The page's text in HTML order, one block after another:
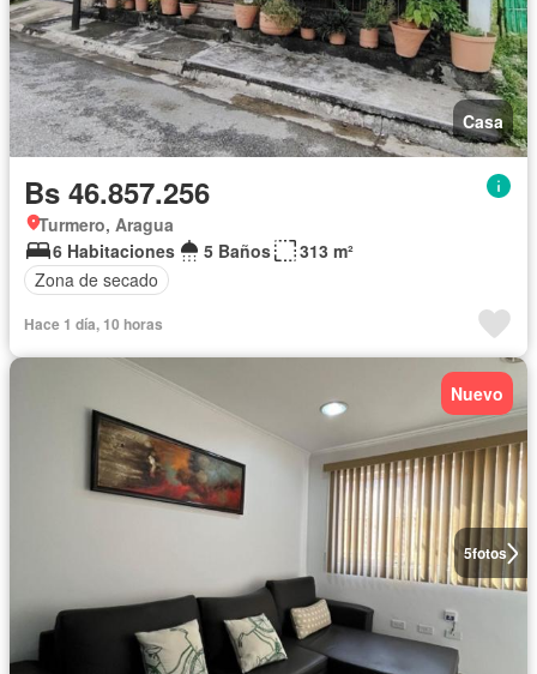
Casa
Bs 46.857.256
Turmero, Aragua
6 Habitaciones
5 Baños
313 m²
Zona de secado
Hace 1 día, 10 horas
5fotos
Nuevo